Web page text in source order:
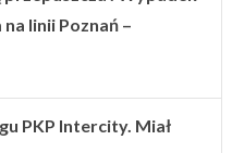
linii Poznań –
PKP Intercity. Miał